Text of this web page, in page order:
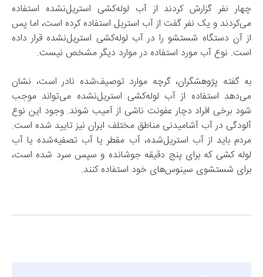
چهار نفر گزارش کردند از آب لوله‌کشی استریل‌نشده استفاده
می‌کردند و یک نفر گفت از آب استریل استفاده کرده است، اما پس
از آن دستگاه شستشو را در آب لوله‌کشی استریل‌نشده قرار داده
است. نوع آب مورد استفاده در موارد دیگر مشخص نیست.
به‌ گفته‌ پژوهشگران، گرچه موارد توصیف‌شده نادر است، نشان
می‌دهد استفاده از آب لوله‌کشی استریل‌نشده می‌تواند موجب
شود برخی افراد دچار عفونت ناشی از آمیب شوند. وجود این نوع
آلودگی در آب آشامیدنی مناطق مختلف ایران نیز تایید شده است.
مردم باید از آب استریل‌شده، آب مقطر یا آب تصفیه‌شده یا آب
لوله کشی که برای پنج دقیقه جوشانده و سپس سرد شده است،
برای شستشوی سینوس‌های خود استفاده کنند.